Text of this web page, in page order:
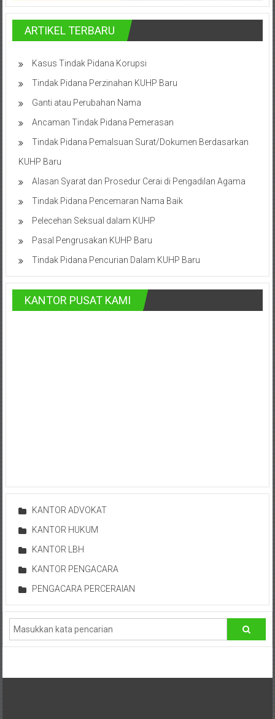
Jakarta
Pusat,
Tanggerang,
Purwokerto,
Kebumen,
Purwodadi,
Wonogiri,
Pacitan,
Bandar
Lampung,
Badung,
Mataram,
Lombok,
Temanggung,
Karanganyar,
Malang,
Jakarta
Pusat,
Demak,
Kudus,
Depok,
Papua,
Bekasi,
Pengacara
Pajak,
ARTIKEL TERBARU
Kasus Tindak Pidana Korupsi
Tindak Pidana Perzinahan KUHP Baru
Ganti atau Perubahan Nama
Ancaman Tindak Pidana Pemerasan
Tindak Pidana Pemalsuan Surat/Dokumen Berdasarkan
KUHP Baru
Alasan Syarat dan Prosedur Cerai di Pengadilan Agama
Tindak Pidana Pencemaran Nama Baik
Pelecehan Seksual dalam KUHP
Pasal Pengrusakan KUHP Baru
Tindak Pidana Pencurian Dalam KUHP Baru
KANTOR PUSAT KAMI
KANTOR ADVOKAT
KANTOR HUKUM
KANTOR LBH
KANTOR PENGACARA
PENGACARA PERCERAIAN